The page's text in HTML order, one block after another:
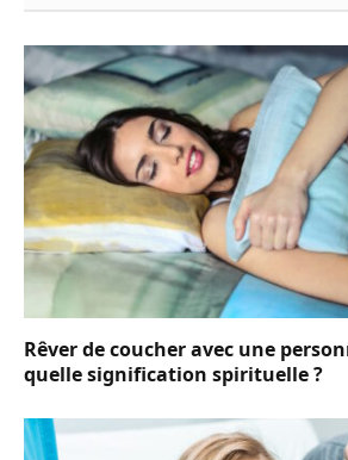
Rêver de coucher avec une
quelle signification spirituelle ?